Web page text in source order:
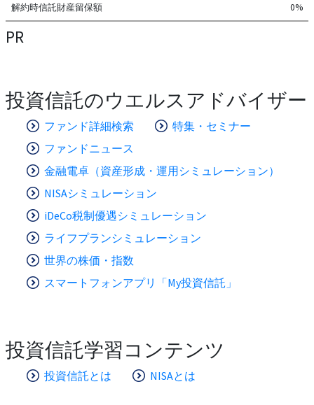
解約時信託財産留保額 0%
PR
投資信託のウエルスアドバイザー
ファンド詳細検索
特集・セミナー
ファンドニュース
金融電卓（資産形成・運用シミュレーション）
NISAシミュレーション
iDeCo税制優遇シミュレーション
ライフプランシミュレーション
世界の株価・指数
スマートフォンアプリ「My投資信託」
投資信託学習コンテンツ
投資信託とは NISAとは